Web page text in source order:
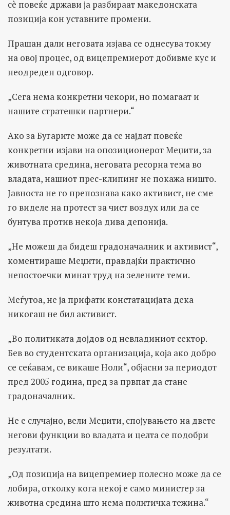
сè повеќе држави ја разбираат македонската
позиција кон уставните промени.
Прашан дали неговата изјава се однесува токму
на овој процес, од вицепремиерот добивме кус и
неодреден одговор.
„Сега нема конкретни чекори, но помагаат и
нашите стратешки партнери.“
Ако за Бугарите може да се најдат повеќе
конкретни изјави на опозиционерот Меџити, за
животната средина, неговата ресорна тема во
владата, нашиот прес-клипинг не покажа ништо.
Јавноста не го препознава како активист, не сме
го виделе на протест за чист воздух или да се
бунтува против некоја дива депонија.
„Не можеш да бидеш градоначалник и активист“,
коментираше Меџити, правдајќи практично
непостоечки минат труд на зелените теми.
Меѓутоа, не ја прифати констатацијата дека
никогаш не бил активист.
„Во политиката дојдов од невладиниот сектор.
Бев во студентската организација, која ако добро
се сеќавам, се викаше Ноли“, објасни за периодот
пред 2005 година, пред за првпат да стане
градоначалник.
Не е случајно, вели Меџити, спојувањето на двете
негови функции во владата и целта се подобри
резултати.
„Од позиција на вицепремиер полесно може да се
лобира, отколку кога некој е само министер за
животна средина што нема политичка тежина.“